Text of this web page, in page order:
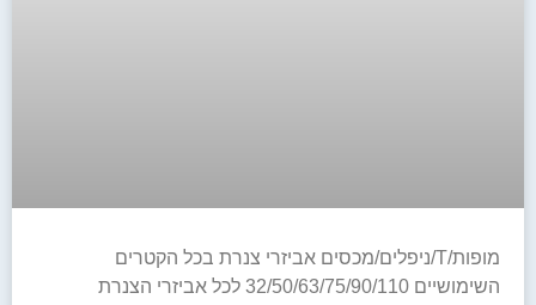
מופות/T/ניפלים/מכסים אביזרי צנרת בכל הקטרים
השימושיים 32/50/63/75/90/110 לכל אביזרי הצנרת